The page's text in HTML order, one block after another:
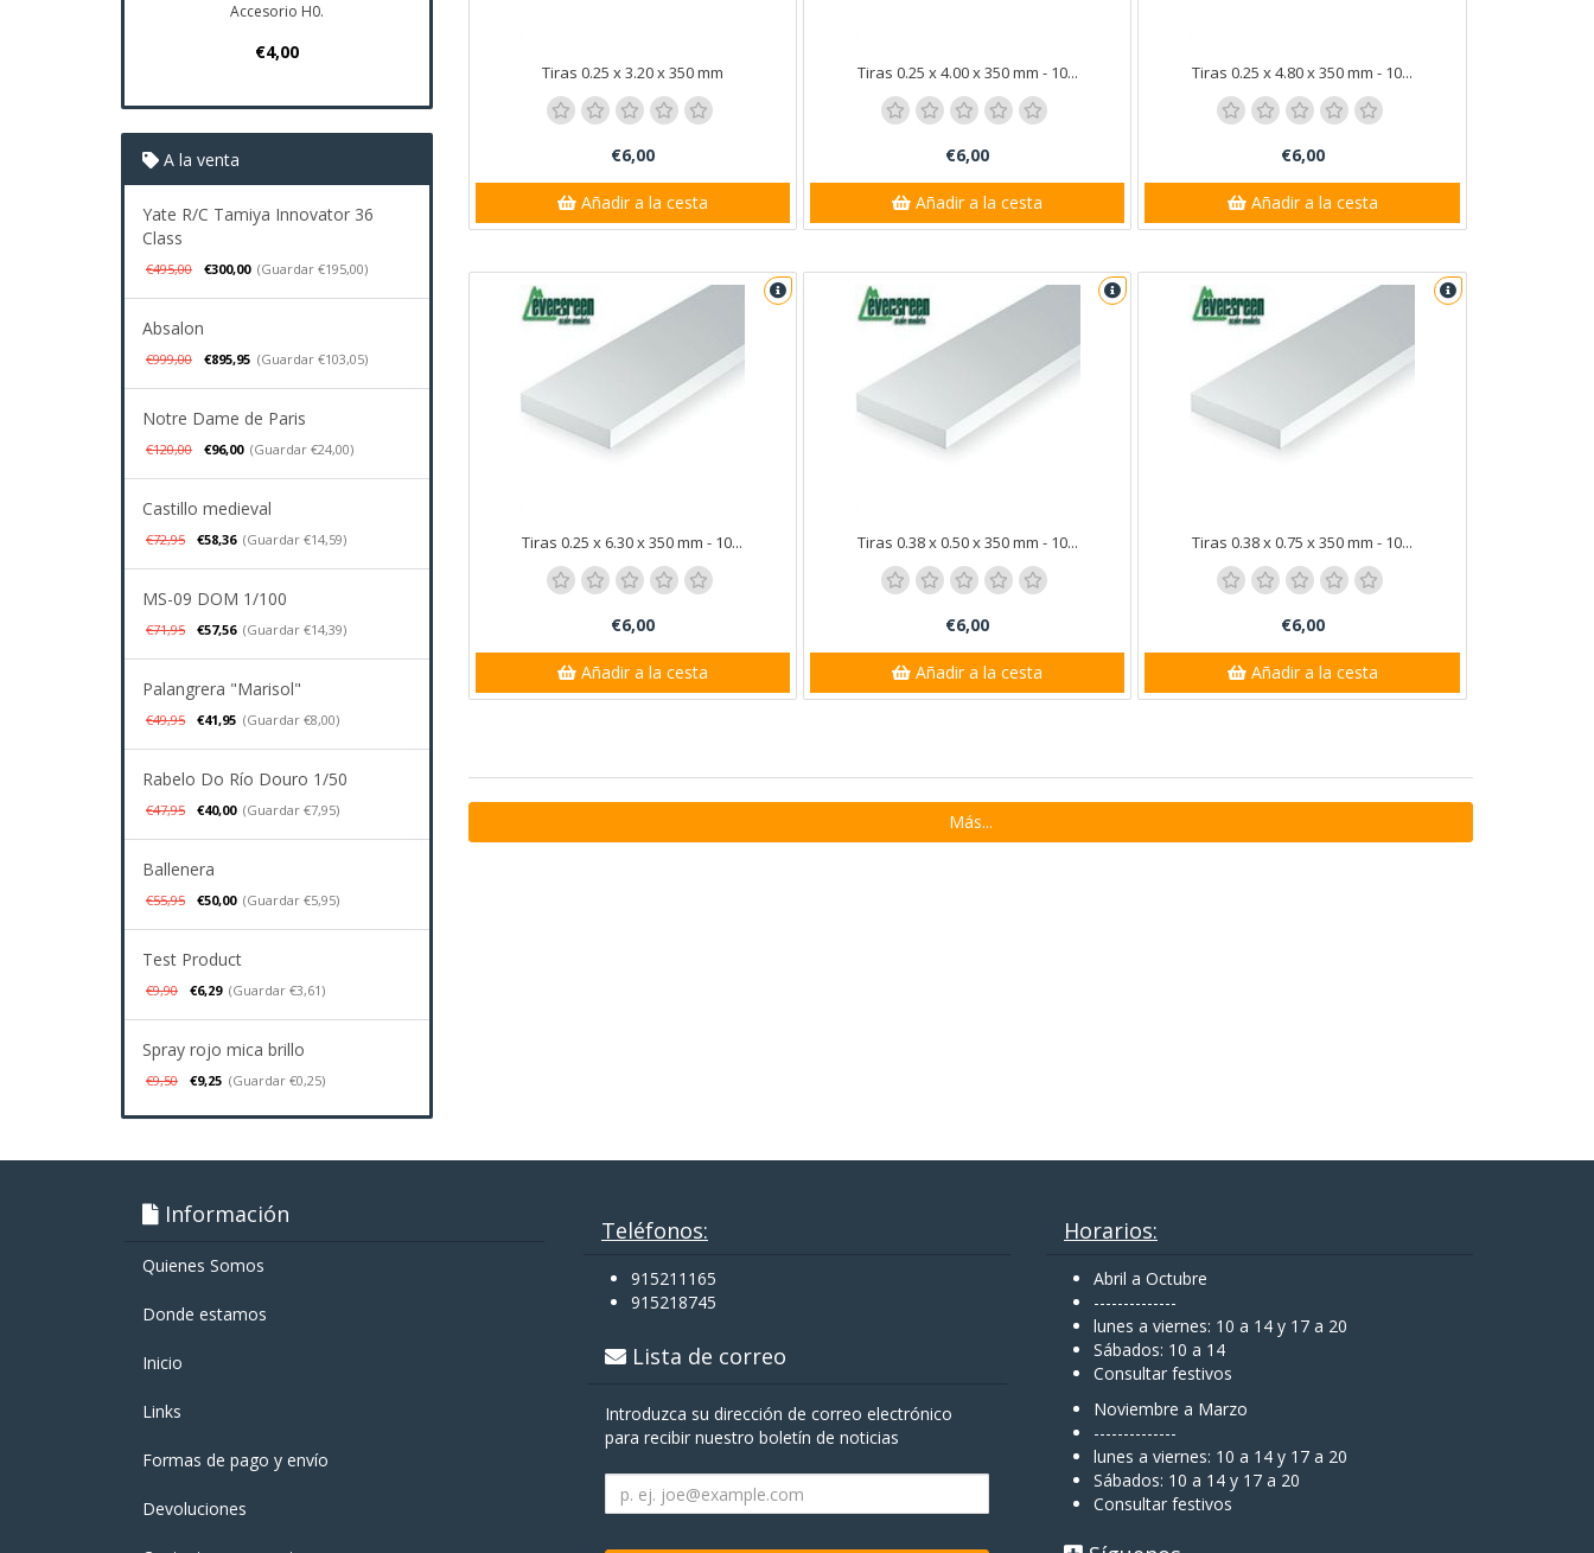
Accesorio H0.
€4,00
A la venta
Yate R/C Tamiya Innovator 36
Class
€495,00 €300,00 (Guardar €195,00)
Absalon
€999,00 €895,95 (Guardar €103,05)
Notre Dame de Paris
€120,00 €96,00 (Guardar €24,00)
Castillo medieval
€72,95 €58,36 (Guardar €14,59)
MS-09 DOM 1/100
€71,95 €57,56 (Guardar €14,39)
Palangrera "Marisol"
€49,95 €41,95 (Guardar €8,00)
Rabelo Do Río Douro 1/50
€47,95 €40,00 (Guardar €7,95)
Ballenera
€55,95 €50,00 (Guardar €5,95)
Test Product
€9,90 €6,29 (Guardar €3,61)
Spray rojo mica brillo
€9,50 €9,25 (Guardar €0,25)
Tiras 0.25 x 3.20 x 350 mm
€6,00
Añadir a la cesta
Tiras 0.25 x 4.00 x 350 mm - 10...
€6,00
Añadir a la cesta
Tiras 0.25 x 4.80 x 350 mm - 10...
€6,00
Añadir a la cesta
Tiras 0.25 x 6.30 x 350 mm - 10...
€6,00
Añadir a la cesta
Tiras 0.38 x 0.50 x 350 mm - 10...
€6,00
Añadir a la cesta
Tiras 0.38 x 0.75 x 350 mm - 10...
€6,00
Añadir a la cesta
Más...
Información
Quienes Somos
Donde estamos
Inicio
Links
Formas de pago y enví­o
Devoluciones
Teléfonos:
915211165
915218745
Lista de correo
Introduzca su dirección de correo electrónico
para recibir nuestro boletín de noticias
Horarios:
Abril a Octubre
--------------
lunes a viernes: 10 a 14 y 17 a 20
Sábados: 10 a 14
Consultar festivos
Noviembre a Marzo
--------------
lunes a viernes: 10 a 14 y 17 a 20
Sábados: 10 a 14 y 17 a 20
Consultar festivos